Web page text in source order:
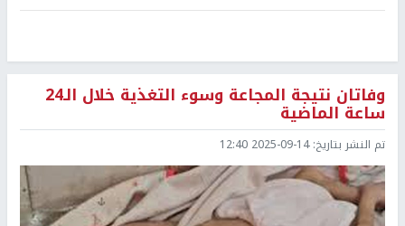
وفاتان نتيجة المجاعة وسوء التغذية خلال الـ24
ساعة الماضية
تم النشر بتاريخ:2025-09-14 12:40